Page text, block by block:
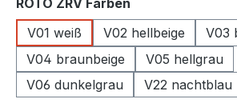
ROTO ZRV Farben
V01 weiß
V02 hellbeige
V03
V04 braunbeige
V05 hellgrau
V06 dunkelgrau
V22 nachtblau